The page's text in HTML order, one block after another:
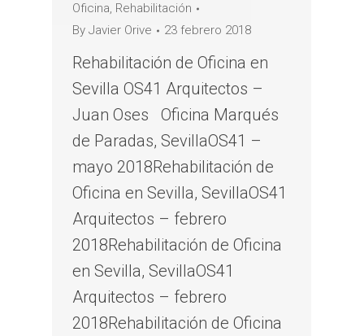
Oficina, Rehabilitación
By Javier Orive 23 febrero 2018
Rehabilitación de Oficina en
Sevilla OS41 Arquitectos –
Juan Oses Oficina Marqués
de Paradas, SevillaOS41 –
mayo 2018Rehabilitación de
Oficina en Sevilla, SevillaOS41
Arquitectos – febrero
2018Rehabilitación de Oficina
en Sevilla, SevillaOS41
Arquitectos – febrero
2018Rehabilitación de Oficina